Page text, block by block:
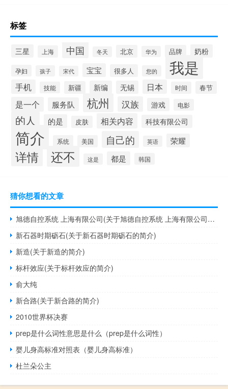
标签
三星 上海 中国 冬天 北京 华为 品牌 奶粉
孕妇 孩子 宋代 宝宝 很多人 您的 我是
手机 技能 新疆 新编 无锡 日本 时间 春节
是一个 服务队 杭州 汉族 游戏 电影
的人 的是 皮肤 相关内容 科技有限公司
简介 系统 美国 自己的 英语 荣耀
详情 还不 这是 都是 韩国
猜你想看的文章
旭德自控系统 上海有限公司(关于旭德自控系统 上海有限公司的简介)
新石器时期砺石(关于新石器时期砺石的简介)
新造(关于新造的简介)
标杆效应(关于标杆效应的简介)
俞大纯
新合路(关于新合路的简介)
2010世界杯决赛
prep是什么词性意思是什么（prep是什么词性）
婴儿身高标准对照表（婴儿身高标准）
杜兰朵公主